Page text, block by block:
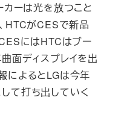
カーは光を放つこと
HTCがCESで新品
にはHTCはブー
面ディスプレイを出
によるとLGは今年
て打ち出していく